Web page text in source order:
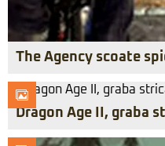
The Agency scoate
Dragon Age II, graba